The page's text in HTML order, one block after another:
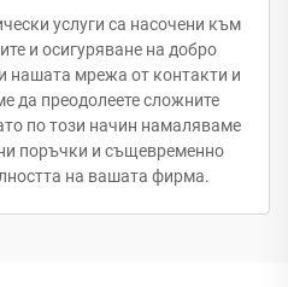
услуги са насочени към
и осигуряване на добро
нашата мрежа от контакти и
да преодолеете сложните
по този начин намаляваме
поръчки и същевременно
на вашата фирма.